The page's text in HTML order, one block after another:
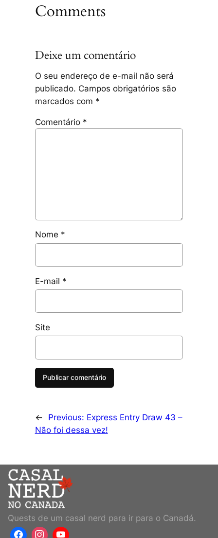
Comments
Deixe um comentário
O seu endereço de e-mail não será
publicado. Campos obrigatórios são
marcados com *
Comentário *
Nome *
E-mail *
Site
← Previous: Express Entry Draw 43 –
Não foi dessa vez!
Quests de um casal nerd para ir para o Canadá.